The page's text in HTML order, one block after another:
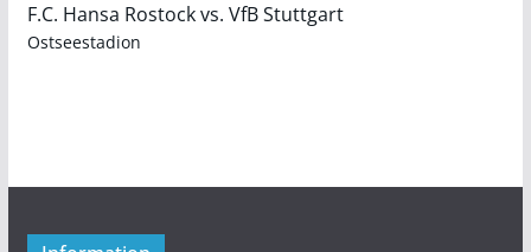
F.C. Hansa Rostock vs. VfB Stuttgart
Ostseestadion